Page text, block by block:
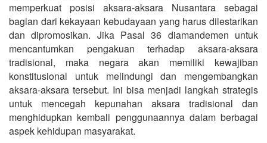
memperkuat posisi aksara-aksara Nusantara sebagai
bagian dari kekayaan kebudayaan yang harus dilestarikan
dan dipromosikan. Jika Pasal 36 diamandemen untuk
mencantumkan pengakuan terhadap aksara-aksara
tradisional, maka negara akan memiliki kewajiban
konstitusional untuk melindungi dan mengembangkan
aksara-aksara tersebut. Ini bisa menjadi langkah strategis
untuk mencegah kepunahan aksara tradisional dan
menghidupkan kembali penggunaannya dalam berbagai
aspek kehidupan masyarakat.